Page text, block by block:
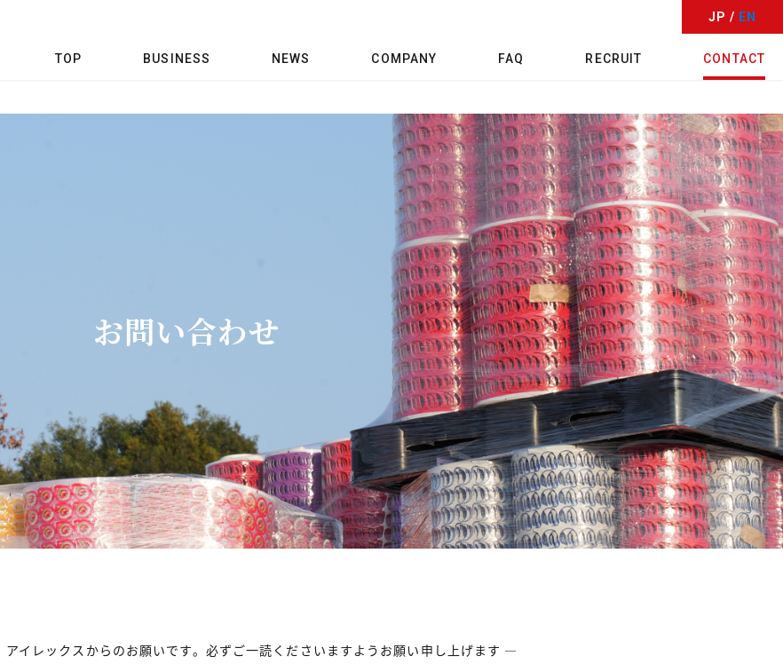
TOP BUSINESS NEWS COMPANY FAQ RECRUIT CONTACT
JP / EN
お問い合わせ
イレックスからのお願いです。必ずご一読くださいますようお願い申し上げます ―